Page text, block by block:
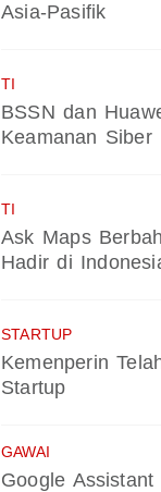
Asia-Pasifik
TI
BSSN dan
Keamanan Siber
TI
Ask Maps
Hadir di
STARTUP
Kemenperin
Startup
GAWAI
Google